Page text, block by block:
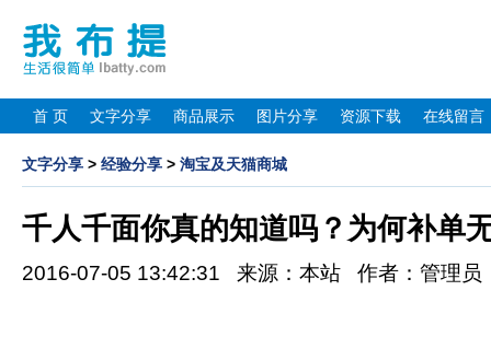
首 页 文字分享 商品展示 图片分享 资源下载 在线留言
文字分享 > 经验分享 > 淘宝及天猫商城
千人千面你真的知道吗？为何补单
2016-07-05 13:42:31 来源：本站 作者：管理